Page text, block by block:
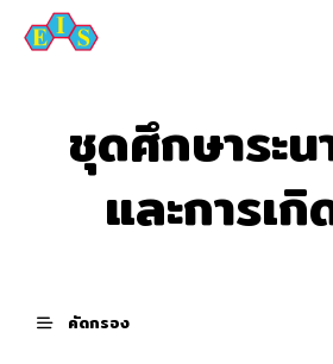
ชุดศึกษาระ
และการเ
คัดกรอง